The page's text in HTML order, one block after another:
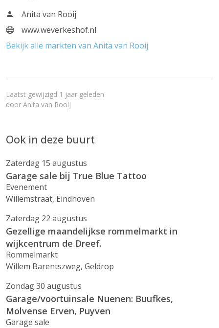
Anita van Rooij
www.weverkeshof.nl
Bekijk alle markten van Anita van Rooij
Laatst gewijzigd 1 jaar geleden
door Anita van Rooij
Ook in deze buurt
Zaterdag 15 augustus
Garage sale bij True Blue Tattoo
Evenement
Willemstraat, Eindhoven
Zaterdag 22 augustus
Gezellige maandelijkse rommelmarkt in
wijkcentrum de Dreef.
Rommelmarkt
Willem Barentszweg, Geldrop
Zondag 30 augustus
Garage/voortuinsale Nuenen: Buufkes,
Molvense Erven, Puyven
Garage sale